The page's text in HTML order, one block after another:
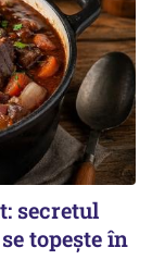
secretul
topește în